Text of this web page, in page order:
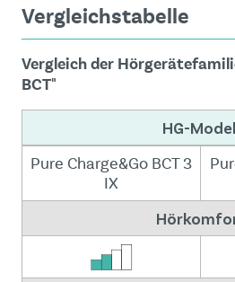
Vergleichstabelle
Vergleich der
BCT"
HG-
Pure Charge&Go BCT 3
IX